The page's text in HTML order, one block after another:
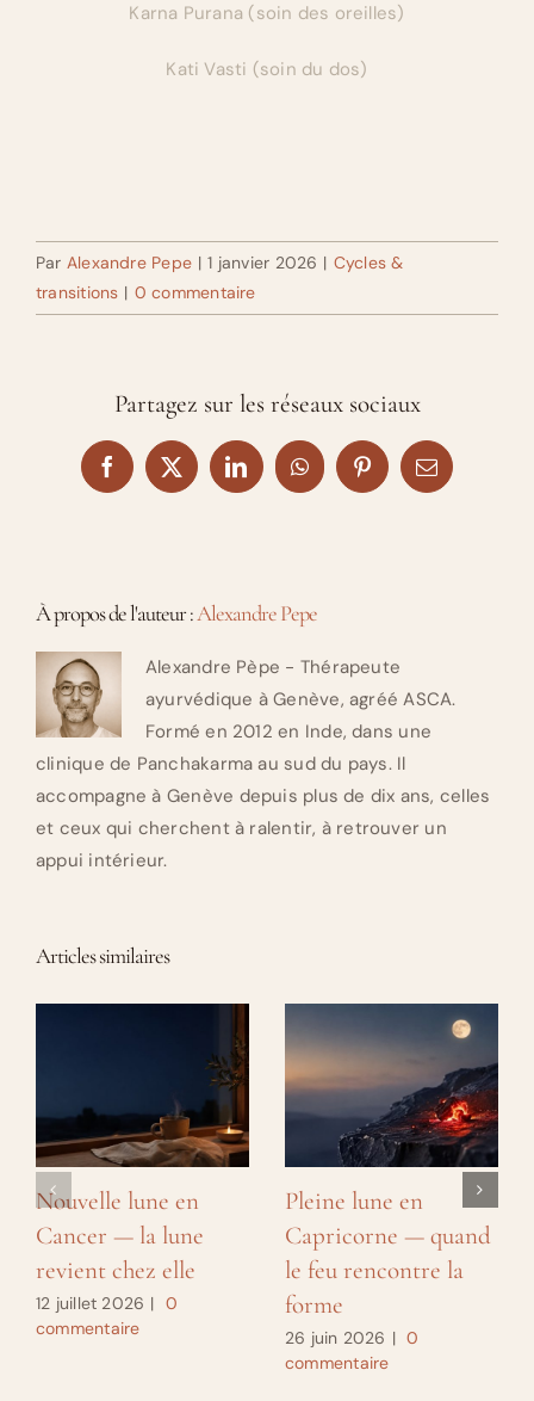
Karna Purana (soin des oreilles)
Kati Vasti (soin du dos)
Par Alexandre Pepe | 1 janvier 2026 | Cycles &
transitions | 0 commentaire
Partagez sur les réseaux sociaux
Facebook
X LinkedInWhatsAppPinterestEmail
À propos de l'auteur :Alexandre Pepe
Alexandre Pèpe - Thérapeute
ayurvédique à Genève, agréé ASCA.
Formé en 2012 en Inde, dans une
clinique de Panchakarma au sud du pays. Il
accompagne à Genève depuis plus de dix ans, celles
et ceux qui cherchent à ralentir, à retrouver un
appui intérieur.
Articles similaires
Nouvelle lune en
Cancer — la lune
revient chez elle
12 juillet 2026 | 0
commentaire
Pleine lune en
Capricorne — quand
le feu rencontre la
forme
26 juin 2026 | 0
commentaire